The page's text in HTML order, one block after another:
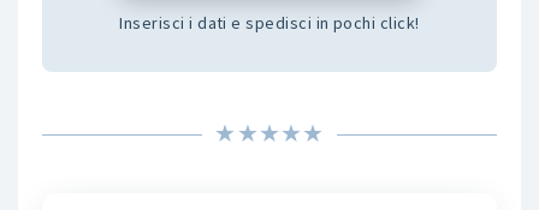
Inserisci i dati e spedisci in pochi click!